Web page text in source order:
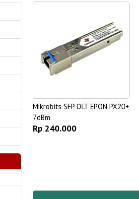
Mikrobits SFP OLT EPON PX20+
7dBm
Rp 240.000